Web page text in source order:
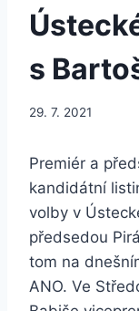
s
29. 7. 2021
Premiér a
kandidátní
volby v
předsedou
tom na
ANO. Ve